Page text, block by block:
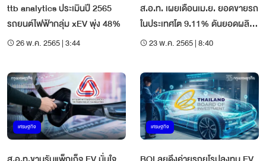
ttb analytics ประเมินปี 2565
รถยนต์ไฟฟ้ากลุ่ม xEV พุ่ง 48%
26 พ.ค. 2565 | 3:44
ส.อ.ท. เผยเดือนเม.ย. ยอดขายรถ
ในประเทศโต 9.11% ดันยอดผลิต
และส่งออก
23 พ.ค. 2565 | 8:40
เศรษฐกิจ เศรษฐกิจ